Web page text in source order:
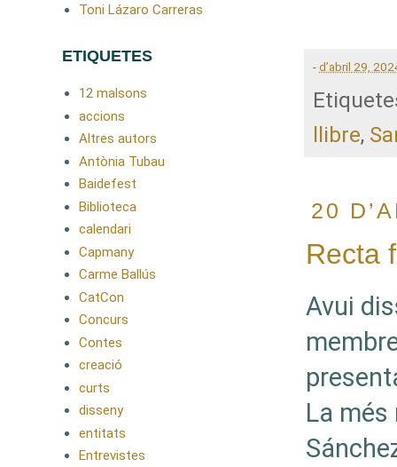
-d’abril 29,
llibre,
20
Recta
Avui
La
Toni Lázaro Carreras
ETIQUETES
12 malsons
accions
Altres autors
Antònia Tubau
Baidefest
Biblioteca
calendari
Capmany
Carme Ballús
CatCon
Concurs
Contes
creació
curts
disseny
entitats
Entrevistes